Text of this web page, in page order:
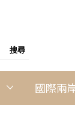
國際兩